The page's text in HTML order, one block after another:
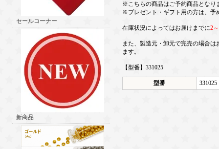
セールコーナー
新商品
※こちらの商品はご予約商品となり
※プレゼント・ギフト用の方は、予
在庫状況によってはお届けまでに2
また、製造元・卸元で完売の場合
ます。
【型番】331025
型番 331025